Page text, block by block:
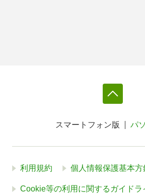
スマートフォン版 パ
利用規約 個人情報保護基本方
Cookie等の利用に関するガイドラ